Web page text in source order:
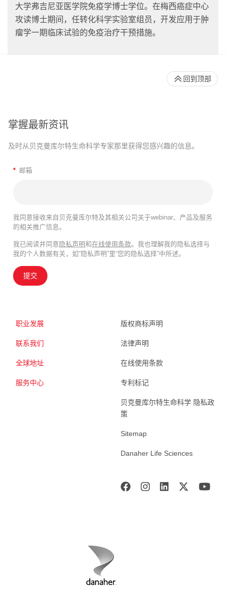
大学弗吉尼亚医学院免疫学博士学位。在梅西癌症中心
攻读博士期间，任转化科学实验室组员，开发应用于肿
瘤学一期临床试验的免疫治疗干预措施。
掌握最新资讯
及时从贝克曼库尔特生命科学专家那里获得您感兴趣的信息。
* 邮箱
我同意接收来自贝克曼库尔特及其相关公司关于webinar、产品及服务
的相关推广信息。
我已阅读并同意 隐私声明和在线使用条款。我也理解我的隐私选择与
我的个人数据有关，如“隐私声明”里“您的隐私选择”中所述。
提交
职业发展
联系我们
全球地址
服务中心
版权商标声明
法律声明
在线使用条款
专利标记
贝克曼库尔特生命科学 隐私政
策
Sitemap
Danaher Life Sciences
回到顶部